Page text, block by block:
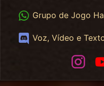
WhatsApp HC
Grupo de Jogo
Discord
Voz, Vídeo e